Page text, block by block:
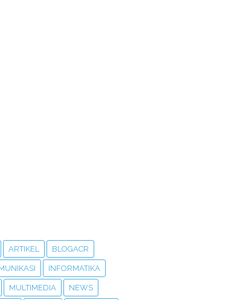
ARTIKEL BLOGACR
INFORMATIKA
MULTIMEDIA NEWS